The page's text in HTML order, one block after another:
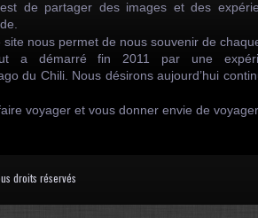
est de partager des images et des
site nous permet de nous souvenir de
a démarré fin 2011 par une
du Chili. Nous désirons aujourd’hui
voyager et vous donner envie de
droits réservés